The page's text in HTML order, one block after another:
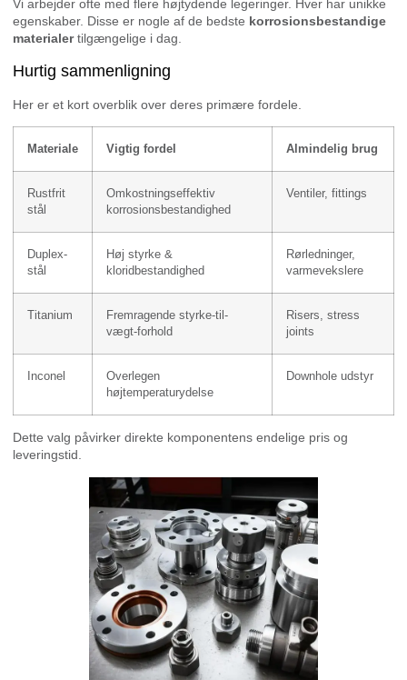
Vi arbejder ofte med flere højtydende legeringer. Hver har unikke
egenskaber. Disse er nogle af de bedste korrosionsbestandige
materialertilgængelige i dag.
Hurtig sammenligning
Her er et kort overblik over deres primære fordele.
Materiale Vigtig fordel Almindelig brug
Rustfrit
stål
Omkostningseffektiv
korrosionsbestandighed
Ventiler, fittings
Duplex-
stål
Høj styrke &
kloridbestandighed
Rørledninger,
varmevekslere
Titanium
Fremragende styrke-til-
vægt-forhold
Risers, stress
joints
Inconel
Overlegen
højtemperaturydelse
Downhole udstyr
Dette valg påvirker direkte komponentens endelige pris og
leveringstid.